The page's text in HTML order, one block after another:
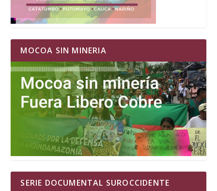
MOCOA SIN MINERIA
SERIE DOCUMENTAL SUROCCIDENTE